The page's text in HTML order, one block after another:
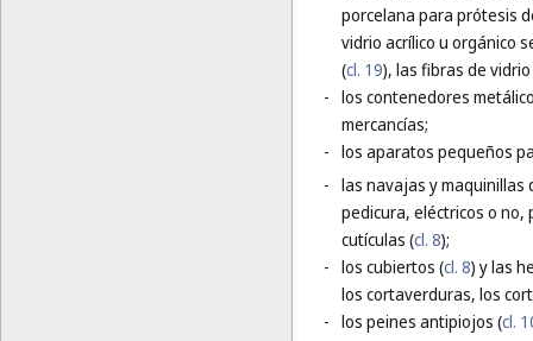
porcelana para prótesis
vidrio acrílico u orgánico
(cl. 19), las fibras de
- los contenedores
mercancías;
- los aparatos pequeños
- las navajas y maquinillas
pedicura, eléctricos o no,
cutículas (cl. 8);
- los cubiertos (cl. 8) y las
los cortaverduras, los
- los peines antipiojos (cl.